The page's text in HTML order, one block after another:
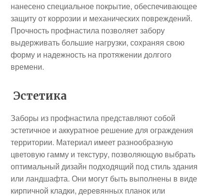
нанесено специальное покрытие, обеспечивающее
защиту от коррозии и механических повреждений.
Прочность профнастила позволяет забору
выдерживать большие нагрузки, сохраняя свою
форму и надежность на протяжении долгого
времени.
Эстетика
Заборы из профнастила представляют собой
эстетичное и аккуратное решение для ограждения
территории. Материал имеет разнообразную
цветовую гамму и текстуру, позволяющую выбрать
оптимальный дизайн подходящий под стиль здания
или ландшафта. Они могут быть выполнены в виде
кирпичной кладки, деревянных планок или